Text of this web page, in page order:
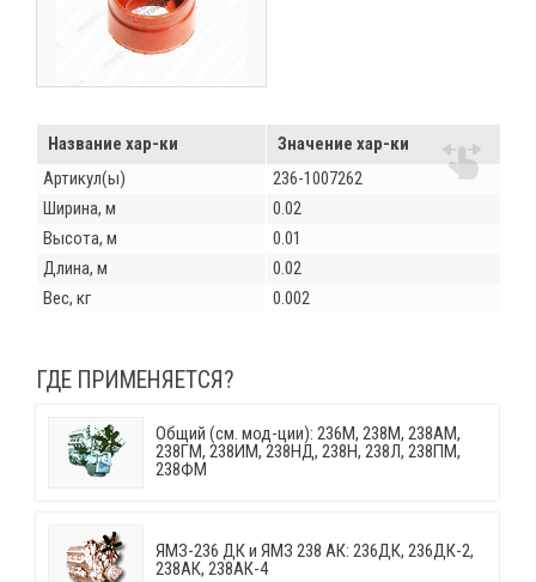
Название хар-ки
Значение хар-ки
Артикул(ы)
236-1007262
Ширина, м
0.02
Высота, м
0.01
Длина, м
0.02
Вес, кг
0.002
ГДЕ ПРИМЕНЯЕТСЯ?
Общий (см. мод-ции): 236М, 238М, 238АМ,
238ГМ, 238ИМ, 238НД, 238Н, 238Л, 238ПМ,
238ФМ
ЯМЗ-236 ДК и ЯМЗ 238 АК: 236ДК, 236ДК-2,
238АК, 238АК-4